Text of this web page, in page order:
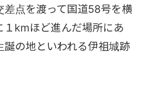
差点を渡って国道58号を横
１kmほど進んだ場所にあ
誕の地といわれる伊祖城跡